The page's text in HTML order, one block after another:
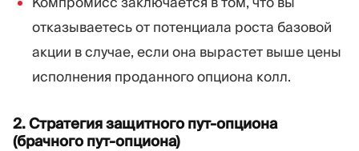
отказываетесь от потенциала роста базовой
акции в случае, если она вырастет выше цены
исполнения проданного опциона колл.
2. Стратегия защитного пут-опциона
(брачного пут-опциона)